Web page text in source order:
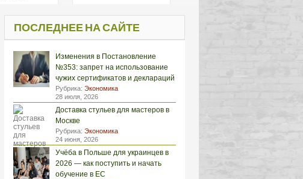
ПОСЛЕДНЕЕ НА САЙТЕ
Изменения в Постановление
№353: запрет на использование
чужих сертификатов и деклараций
Рубрика: Экономика
28 июля, 2026
Доставка стульев для мастеров в
Москве
Рубрика: Экономика
24 июня, 2026
Учёба в Польше для украинцев в
2026 — как поступить и начать
обучение в ЕС